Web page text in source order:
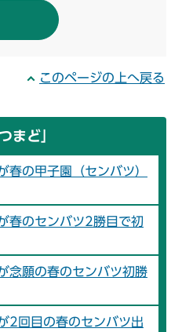
このページの上へ戻る
まど」
春の甲子園（センバツ）
春のセンバツ2勝目で初
念願の春のセンバツ初勝
2回目の春のセンバツ出